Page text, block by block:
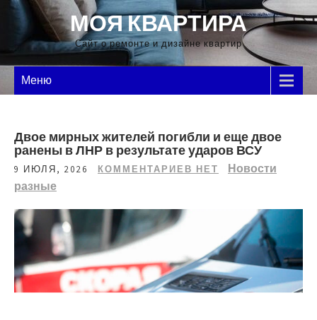
Перейти
содержимому
МОЯ КВАРТИРА
Сайт о ремонте и дизайне квартир
Меню
Двое мирных жителей погибли и еще двое
ранены в ЛНР в результате ударов ВСУ
9 ИЮЛЯ, 2026 КОММЕНТАРИЕВ НЕТ
Новости
разные